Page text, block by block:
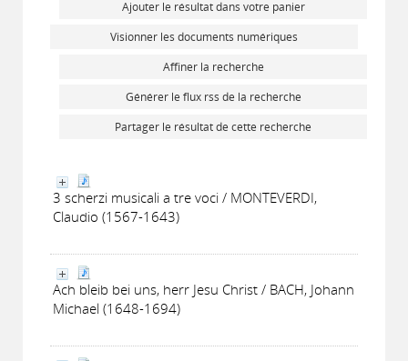
Ajouter le résultat dans votre panier
Visionner les documents numériques
Affiner la recherche
Générer le flux rss de la recherche
Partager le résultat de cette recherche
3 scherzi musicali a tre voci / MONTEVERDI,
Claudio (1567-1643)
Ach bleib bei uns, herr Jesu Christ / BACH, Johann
Michael (1648-1694)